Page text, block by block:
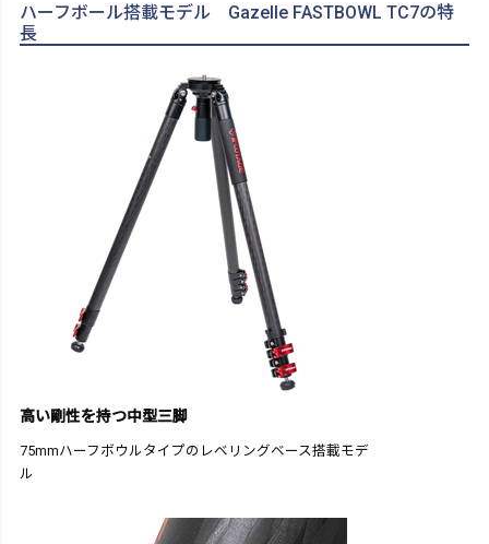
ハーフボール搭載モデル Gazelle FASTBOWL TC7の特
長
高い剛性を持つ中型三脚
75mmハーフボウルタイプのレベリングベース搭載モデ
ル